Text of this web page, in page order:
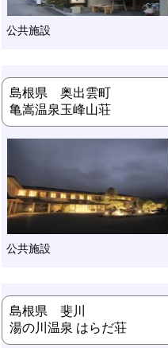
公共施設
島根県 奥出雲町
亀嵩温泉玉峰山荘
公共施設
島根県 斐川
湯の川温泉 はらだ荘